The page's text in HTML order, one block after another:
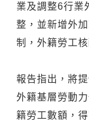
業及調整6行業
整，並新增外
制，外籍勞工
報告指出，將
外籍基層勞動
籍勞工數額，